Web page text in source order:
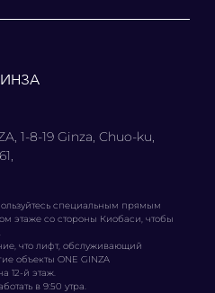
1-8-19 Ginza, Chuo-ku,
специальным прямым
этаже со стороны Киобаси, чтобы
что лифт, обслуживающий
объекты ONE GINZA
12-й этаж.
в 9:50 утра.